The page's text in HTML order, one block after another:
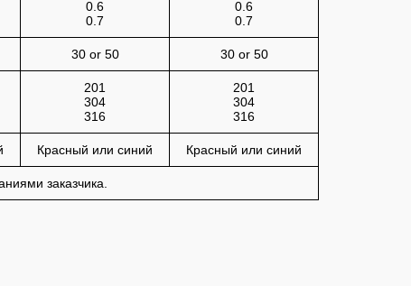
0.6
0.7
0.6
0.7
30 or 50 30 or 50
201
304
316
201
304
316
Красный или синий Красный или синий
заказчика.